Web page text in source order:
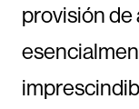
provisión de